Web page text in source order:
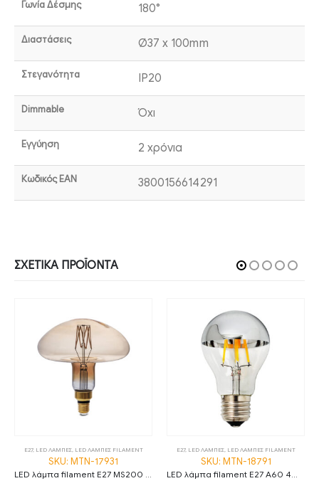
Γωνία Δέσμης 180°
Διαστάσεις Ø37 x 100mm
Στεγανότητα IP20
Dimmable Όχι
Εγγύηση 2 χρόνια
Κωδικός EAN 3800156614291
ΣΧΕΤΙΚΆ ΠΡΟΪΌΝΤΑ
E27, LED ΛΑΜΠΕΣ, LED ΛΑΜΠΕΣ FILAMENT
SKU: MTN-17931
E27, LED ΛΑΜΠΕΣ, LED ΛΑΜΠΕΣ FILAMENT
SKU: MTN-18791